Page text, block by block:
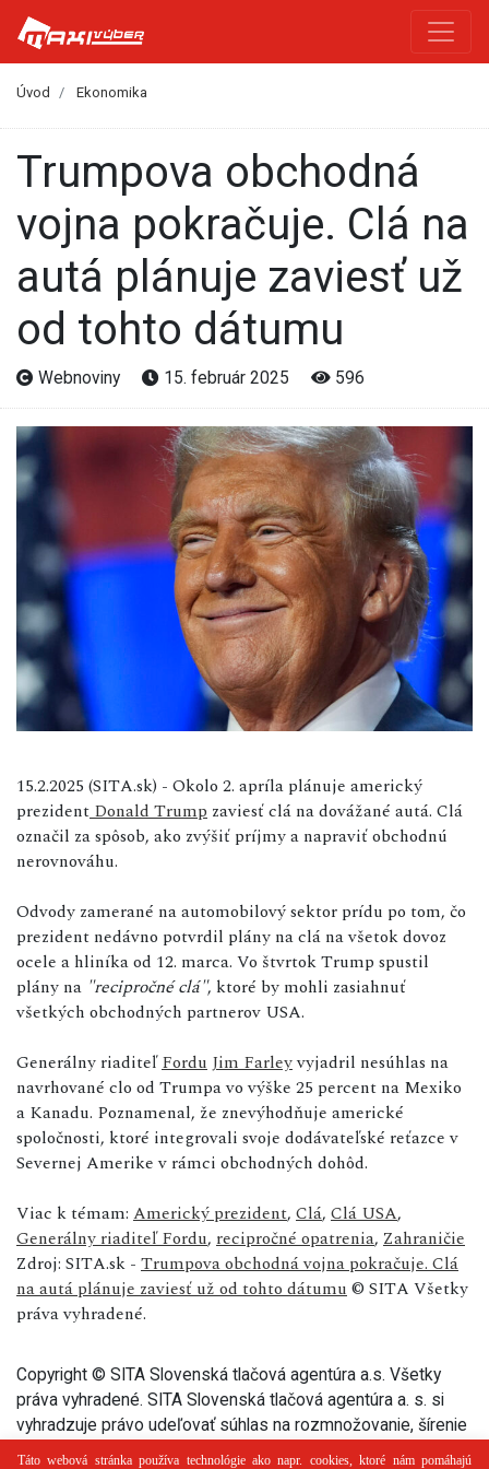
Úvod Ekonomika
Trumpova obchodná
vojna pokračuje. Clá na
autá plánuje zaviesť už
od tohto dátumu
Webnoviny 15. február 2025 596
15.2.2025 (SITA.sk) - Okolo 2. apríla plánuje americký
prezidentDonald Trump zaviesť clá na dovážané autá. Clá
označil za spôsob, ako zvýšiť príjmy a napraviť obchodnú
nerovnováhu.
Odvody zamerané na automobilový sektor prídu po tom, čo
prezident nedávno potvrdil plány na clá na všetok dovoz
ocele a hliníka od 12. marca. Vo štvrtok Trump spustil
plány na "recipročné clá", ktoré by mohli zasiahnuť
všetkých obchodných partnerov USA.
Generálny riaditeľForduJim Farleyvyjadril nesúhlas na
navrhované clo od Trumpa vo výške 25 percent na Mexiko
a Kanadu. Poznamenal, že znevýhodňuje americké
spoločnosti, ktoré integrovali svoje dodávateľské reťazce v
Severnej Amerike v rámci obchodných dohôd.
Viac k témam: Americký prezident, Clá, Clá USA,
Generálny riaditeľ Fordu, recipročné opatrenia, Zahraničie
Zdroj: SITA.sk - Trumpova obchodná vojna pokračuje. Clá
na autá plánuje zaviesť už od tohto dátumu© SITA Všetky
práva vyhradené.
Copyright © SITA Slovenská tlačová agentúra a.s. Všetky
práva vyhradené. SITA Slovenská tlačová agentúra a. s. si
vyhradzuje právo udeľovať súhlas na rozmnožovanie, šírenie
a na verejný prenos tohto článku a jeho častí.